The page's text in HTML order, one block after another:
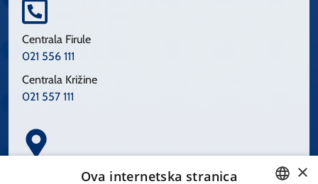
Centrala Firule
021 556 111
Centrala Križine
021 557 111
Spinčićeva 1, 21000 Split
×
Ova internetska stranica